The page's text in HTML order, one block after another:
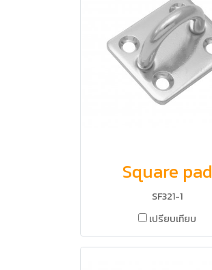
Square pad
SF321-1
เปรียบเทียบ